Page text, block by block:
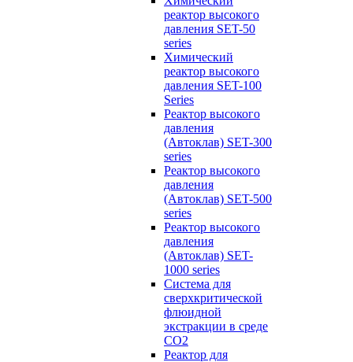
реактор высокого
давления SET-50
series
Химический
реактор высокого
давления SET-100
Series
Реактор высокого
давления
(Автоклав) SET-300
series
Реактор высокого
давления
(Автоклав) SET-500
series
Реактор высокого
давления
(Автоклав) SET-
1000 series
Система для
сверхкритической
флюидной
экстракции в среде
СО2
Реактор для